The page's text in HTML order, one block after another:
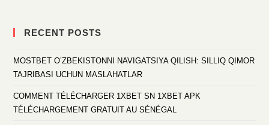
RECENT POSTS
MOSTBET O’ZBEKISTONNI NAVIGATSIYA QILISH: SILLIQ QIMOR
TAJRIBASI UCHUN MASLAHATLAR
COMMENT TÉLÉCHARGER 1XBET SN 1XBET APK
TÉLÉCHARGEMENT GRATUIT AU SÉNÉGAL